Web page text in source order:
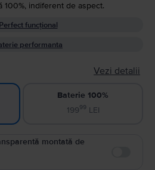
100%, indiferent de aspect.
Perfect funcțional
performanta
Vezi detalii
Baterie 100%
19999LEI
montată de